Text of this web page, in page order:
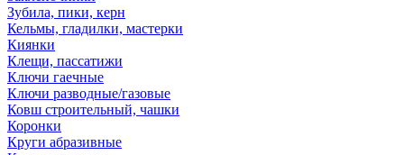
Зубила, пики, керн
Кельмы, гладилки, мастерки
Киянки
Клещи, пассатижи
Ключи гаечные
Ключи разводные/газовые
Ковш строительный, чашки
Коронки
Круги абразивные